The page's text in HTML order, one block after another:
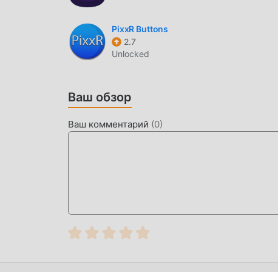
пользователей. По сравнению с
более широкие возможности и более мощные
16.5, вы можете легко использовать все
moddroid не только предоставляет
СКАЧАТЬ СЕЙЧАС
Просто нажмите кнопку загрузки, чтобы
PixxR Buttons
2.7
Unlocked
Ваш обзор
Ваш комментарий (0)